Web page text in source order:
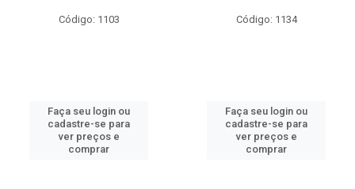
Código: 1103
Faça seu login ou
cadastre-se para
ver preços e
comprar
Código: 1134
Faça seu login ou
cadastre-se para
ver preços e
comprar